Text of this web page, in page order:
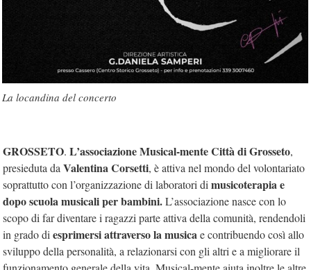
La locandina del concerto
GROSSETO. L’associazione Musical-mente Città di Grosseto,
presieduta da Valentina Corsetti, è attiva nel mondo del volontariato
soprattutto con l’organizzazione di laboratori di musicoterapia e
dopo scuola musicali per bambini.L’associazione nasce con lo
scopo di far diventare i ragazzi parte attiva della comunità, rendendoli
in grado di esprimersi attraverso la musicae contribuendo così allo
sviluppo della personalità, a relazionarsi con gli altri e a migliorare il